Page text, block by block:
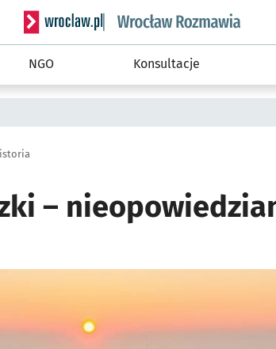
Serwis informacyjny wroclaw.pl podserwis:
NGO Konsultacje
–